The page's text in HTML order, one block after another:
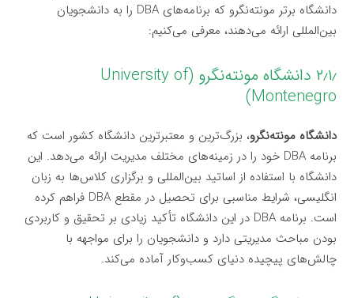
دانشگاه برتر مونته‌نگرو که برنامه‌های DBA را به دانشجویان
بین‌المللی ارائه می‌دهند، معرفی می‌کنیم:
۲٫۱٫ دانشگاه مونته‌نگرو (University of
Montenegro)
دانشگاه مونته‌نگرو، بزرگ‌ترین و معتبرترین دانشگاه کشور است که
برنامه DBA خود را در زمینه‌های مختلف مدیریت ارائه می‌دهد. این
دانشگاه با استفاده از اساتید بین‌المللی و برگزاری کلاس‌ها به زبان
انگلیسی، شرایط مناسبی برای تحصیل در مقطع DBA فراهم کرده
است. برنامه DBA در این دانشگاه تأکید زیادی بر تحقیق و کاربردی
بودن مباحث مدیریتی دارد و دانشجویان را برای مواجهه با
چالش‌های پیچیده دنیای کسب‌وکار آماده می‌کند.